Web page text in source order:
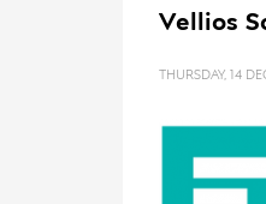
Vellios
THURSDAY, 14